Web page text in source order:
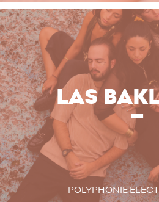
LAS
POLYPHONIE